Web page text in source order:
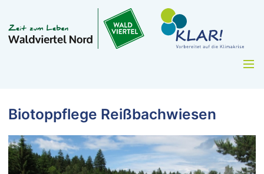
Biotoppflege Reißbachwiesen